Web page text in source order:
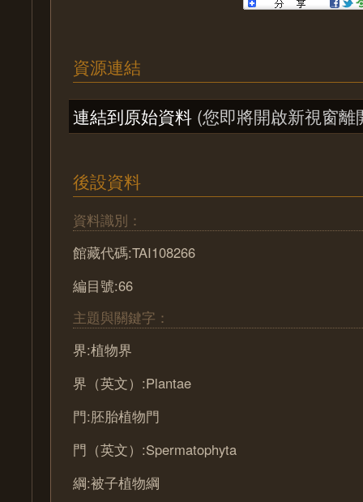
資源連結
連結到原始資料 (您即將開啟新視窗離
後設資料
資料識別：
館藏代碼:TAI108266
編目號:66
主題與關鍵字：
界:植物界
界（英文）:Plantae
門:胚胎植物門
門（英文）:Spermatophyta
綱:被子植物綱